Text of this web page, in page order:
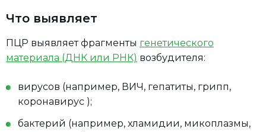
Что выявляет
ПЦР выявляет фрагменты генетического
материала (ДНК или РНК) возбудителя:
вирусов (например, ВИЧ, гепатиты, грипп,
коронавирус );
бактерий (например, хламидии, микоплазмы,